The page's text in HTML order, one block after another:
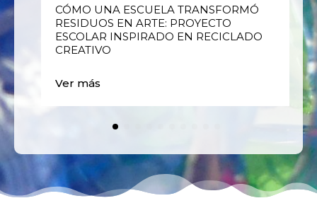
CÓMO UNA ESCUELA TRANSFORMÓ
RESIDUOS EN ARTE: PROYECTO
ESCOLAR INSPIRADO EN RECICLADO
CREATIVO
Ver más